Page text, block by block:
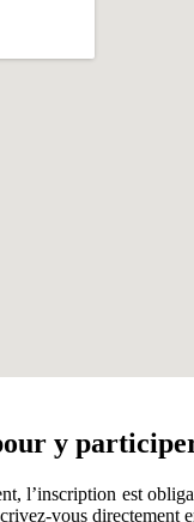
y
l’inscription est
vous directement